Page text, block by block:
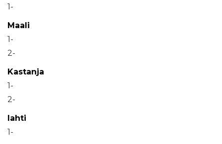
1-
Maali
1-
2-
Kastanja
1-
2-
lahti
1-